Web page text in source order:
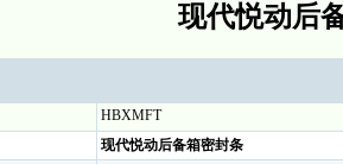
现代悦动后
HBXMFT
现代悦动后备箱密封条